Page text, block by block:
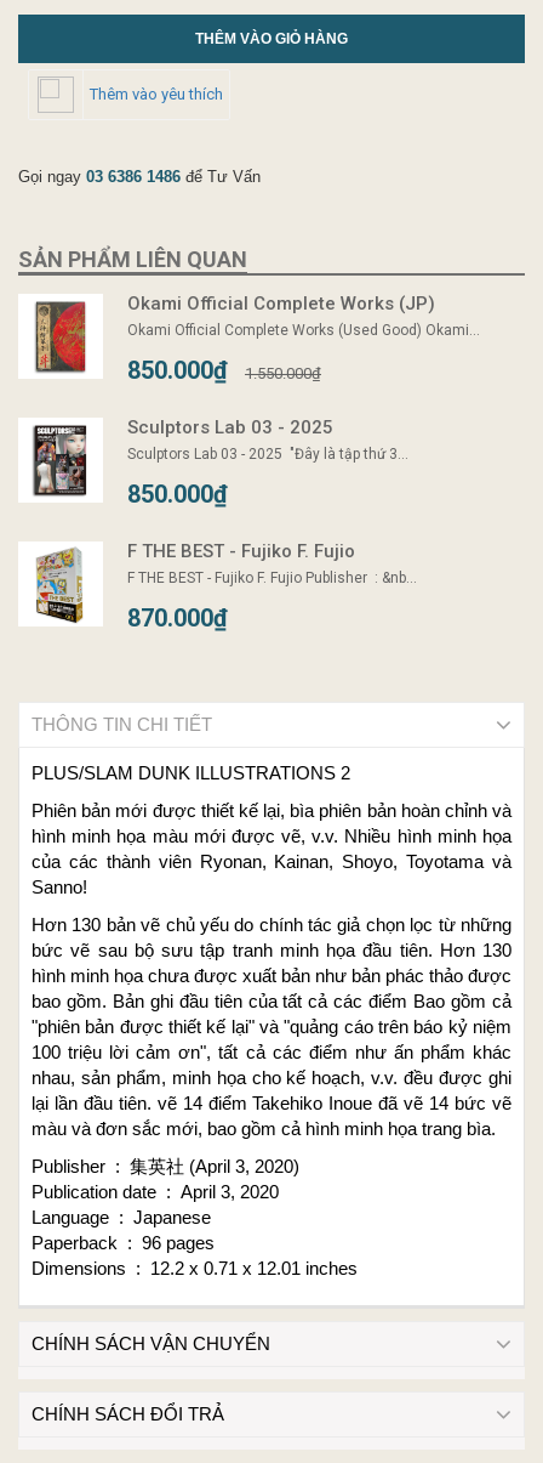
THÊM VÀO GIỎ HÀNG
Thêm vào yêu thích
Gọi ngay 03 6386 1486 để Tư Vấn
SẢN PHẨM LIÊN QUAN
Okami Official Complete Works (JP)
Okami Official Complete Works (Used Good) Okami...
850.000₫ 1.550.000₫
Sculptors Lab 03 - 2025
Sculptors Lab 03 - 2025 "Đây là tập thứ 3...
850.000₫
F THE BEST - Fujiko F. Fujio
F THE BEST - Fujiko F. Fujio Publisher ‏ : ‎&nb...
870.000₫
THÔNG TIN CHI TIẾT
PLUS/SLAM DUNK ILLUSTRATIONS 2
Phiên bản mới được thiết kế lại, bìa phiên bản hoàn chỉnh và
hình minh họa màu mới được vẽ, v.v. Nhiều hình minh họa
của các thành viên Ryonan, Kainan, Shoyo, Toyotama và
Sanno!
Hơn 130 bản vẽ chủ yếu do chính tác giả chọn lọc từ những
bức vẽ sau bộ sưu tập tranh minh họa đầu tiên. Hơn 130
hình minh họa chưa được xuất bản như bản phác thảo được
bao gồm. Bản ghi đầu tiên của tất cả các điểm Bao gồm cả
"phiên bản được thiết kế lại" và "quảng cáo trên báo kỷ niệm
100 triệu lời cảm ơn", tất cả các điểm như ấn phẩm khác
nhau, sản phẩm, minh họa cho kế hoạch, v.v. đều được ghi
lại lần đầu tiên. vẽ 14 điểm Takehiko Inoue đã vẽ 14 bức vẽ
màu và đơn sắc mới, bao gồm cả hình minh họa trang bìa.
Publisher ‏ : ‎ 集英社 (April 3, 2020)
Publication date ‏ : ‎ April 3, 2020
Language ‏ : ‎ Japanese
Paperback ‏ : ‎ 96 pages
Dimensions ‏ : ‎ 12.2 x 0.71 x 12.01 inches
CHÍNH SÁCH VẬN CHUYỂN
CHÍNH SÁCH ĐỔI TRẢ